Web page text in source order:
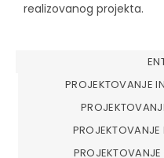
realizovanog projekta.
PROJEKTOVANJE